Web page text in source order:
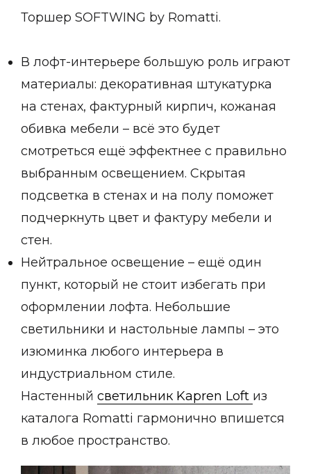
Торшер SOFTWING by Romatti.
В лофт-интерьере большую роль играют
материалы: декоративная штукатурка
на стенах, фактурный кирпич, кожаная
обивка мебели – всё это будет
смотреться ещё эффектнее с правильно
выбранным освещением. Скрытая
подсветка в стенах и на полу поможет
подчеркнуть цвет и фактуру мебели и
стен.
Нейтральное освещение – ещё один
пункт, который не стоит избегать при
оформлении лофта. Небольшие
светильники и настольные лампы – это
изюминка любого интерьера в
индустриальном стиле.
Настенный светильник Kapren Loft из
каталога Romatti гармонично впишется
в любое пространство.